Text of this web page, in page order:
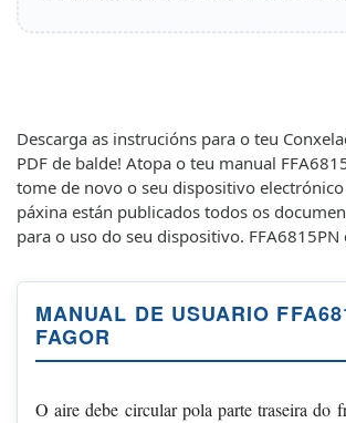
Descarga as instrucións para o teu
PDF de balde! Atopa o teu manual
tome de novo o seu dispositivo
páxina están publicados todos os
para o uso do seu dispositivo. FFA6815PN
MANUAL DE USUARIO
FAGOR
O aire debe circular pola parte traseira do